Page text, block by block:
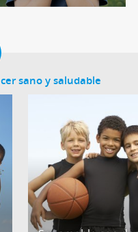
sano y saludable